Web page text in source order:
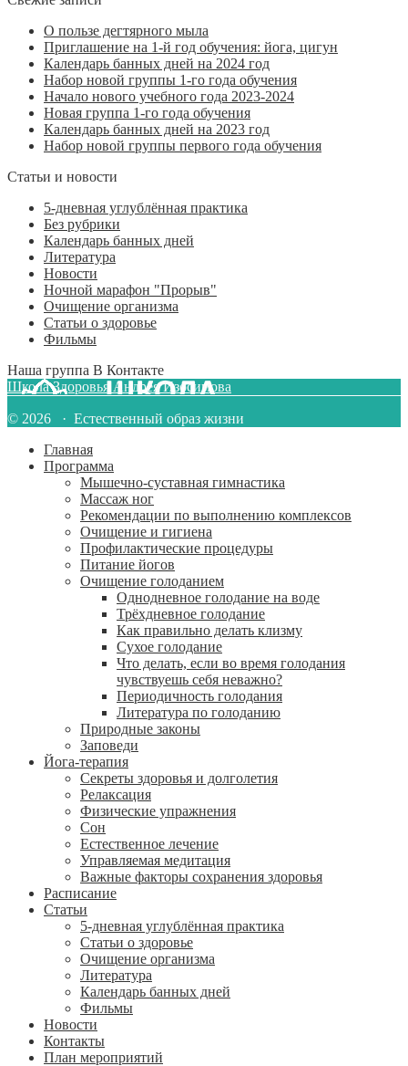
О пользе дегтярного мыла
Приглашение на 1-й год обучения: йога, цигун
Календарь банных дней на 2024 год
Набор новой группы 1-го года обучения
Начало нового учебного года 2023-2024
Новая группа 1-го года обучения
Календарь банных дней на 2023 год
Набор новой группы первого года обучения
Статьи и новости
5-дневная углублённая практика
Без рубрики
Календарь банных дней
Литература
Новости
Ночной марафон "Прорыв"
Очищение организма
Статьи о здоровье
Фильмы
Наша группа В Контакте
Школа Здоровья Андрея Изосимова
© 2026 · Естественный образ жизни
Главная
Программа
Мышечно-суставная гимнастика
Массаж ног
Рекомендации по выполнению комплексов
Очищение и гигиена
Профилактические процедуры
Питание йогов
Очищение голоданием
Однодневное голодание на воде
Трёхдневное голодание
Как правильно делать клизму
Сухое голодание
Что делать, если во время голодания
чувствуешь себя неважно?
Периодичность голодания
Литература по голоданию
Природные законы
Заповеди
Йога-терапия
Секреты здоровья и долголетия
Релаксация
Физические упражнения
Сон
Естественное лечение
Управляемая медитация
Важные факторы сохранения здоровья
Расписание
Статьи
5-дневная углублённая практика
Статьи о здоровье
Очищение организма
Литература
Календарь банных дней
Фильмы
Новости
Контакты
План мероприятий